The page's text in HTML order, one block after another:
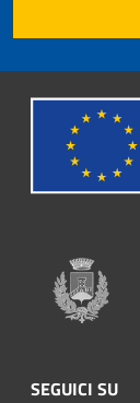
SEGUICI SU